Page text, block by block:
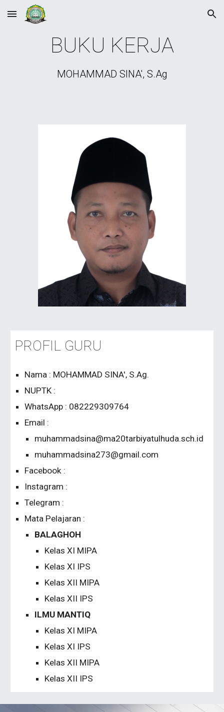
Skip to main content Skip to navigation
BUKU KERJA
MOHAMMAD SINA', S.Ag
PROFIL GURU
Nama : MOHAMMAD SINA', S.Ag.
NUPTK :
WhatsApp : 082229309764
Email :
muhammadsina@ma20tarbiyatulhuda.sch.id
muhammadsina273@gmail.com
Facebook :
Instagram :
Telegram :
Mata Pelajaran :
BALAGHOH
Kelas XI MIPA
Kelas XI IPS
Kelas XII MIPA
Kelas XII IPS
ILMU MANTIQ
Kelas XI MIPA
Kelas XI IPS
Kelas XII MIPA
Kelas XII IPS